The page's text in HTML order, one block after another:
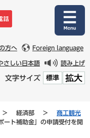
方へ Foreign language
さしい日本語 読み上げ
文字サイズ 標準 拡大
> 経済部 >
商工観光
ート補助金」の申請受付を開